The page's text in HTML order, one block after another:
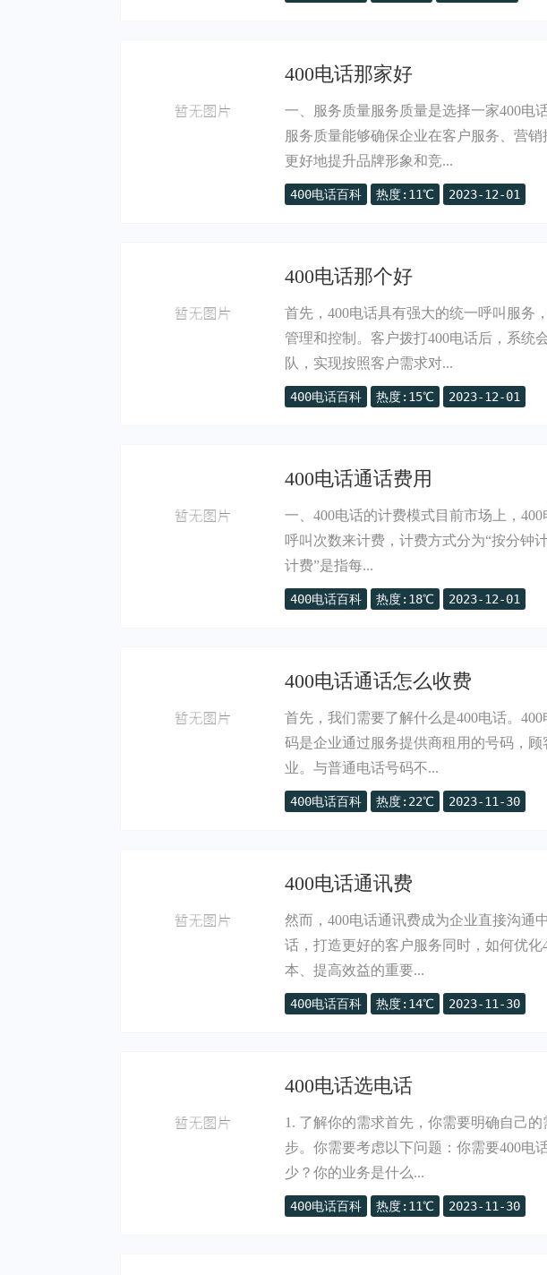
400电话那家好
一、服务质量服务质量是选择一家400电
服务质量能够确保企业在客户服务、营
更好地提升品牌形象和竞...
400电话百科 热度:11℃ 2023-12-01
400电话那个好
首先，400电话具有强大的统一呼叫服务
管理和控制。客户拨打400电话后，系统
队，实现按照客户需求对...
400电话百科 热度:15℃ 2023-12-01
400电话通话费用
一、400电话的计费模式目前市场上，
呼叫次数来计费，计费方式分为“按分钟
计费”是指每...
400电话百科 热度:18℃ 2023-12-01
400电话通话怎么收费
首先，我们需要了解什么是400电话。
码是企业通过服务提供商租用的号码，
业。与普通电话号码不...
400电话百科 热度:22℃ 2023-11-30
400电话通讯费
然而，400电话通讯费成为企业直接沟通
话，打造更好的客户服务同时，如何优
本、提高效益的重要...
400电话百科 热度:14℃ 2023-11-30
400电话选电话
1. 了解你的需求首先，你需要明确自己
步。你需要考虑以下问题：你需要400电
少？你的业务是什么...
400电话百科 热度:11℃ 2023-11-30